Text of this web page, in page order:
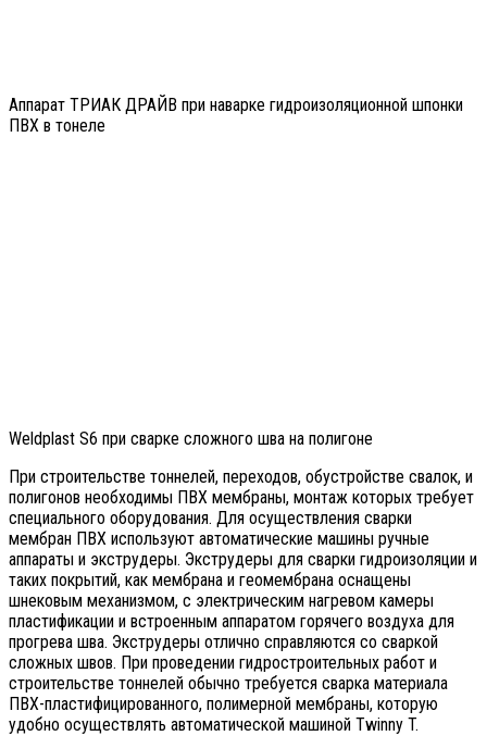
Аппарат ТРИАК ДРАЙВ при наварке гидроизоляционной шпонки
ПВХ в тонеле
Weldplast S6 при сварке сложного шва на полигоне
При строительстве тоннелей, переходов, обустройстве свалок, и
полигонов необходимы ПВХ мембраны, монтаж которых требует
специального оборудования. Для осуществления сварки
мембран ПВХ используют автоматические машины ручные
аппараты и экструдеры. Экструдеры для сварки гидроизоляции и
таких покрытий, как мембрана и геомембрана оснащены
шнековым механизмом, с электрическим нагревом камеры
пластификации и встроенным аппаратом горячего воздуха для
прогрева шва. Экструдеры отлично справляются со сваркой
сложных швов. При проведении гидростроительных работ и
строительстве тоннелей обычно требуется сварка материала
ПВХ-пластифицированного, полимерной мембраны, которую
удобно осуществлять автоматической машиной Twinny T.